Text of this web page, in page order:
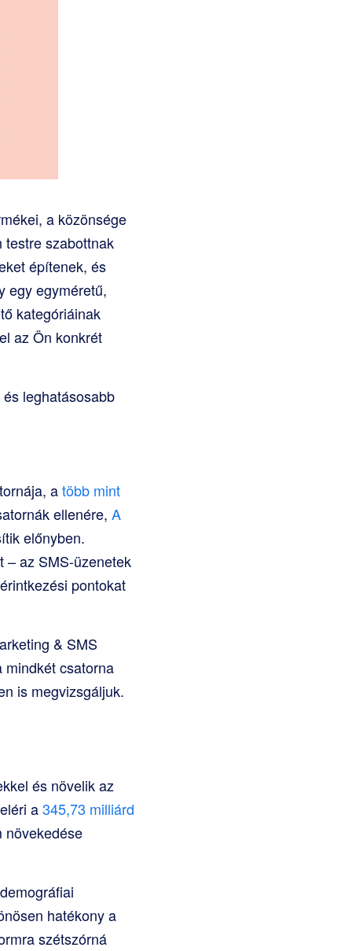
a közönsége
szabottnak
építenek, és
egy egyméretű,
kategóriáinak
az Ön konkrét
leghatásosabb
atöbb mint
ellenére, A
előnyben.
– az SMS-üzenetek
pontokat
& SMS
mindkét csatorna
is megvizsgáljuk.
és növelik az
a345,73 milliárd
növekedése
hatékony a
szétszórná